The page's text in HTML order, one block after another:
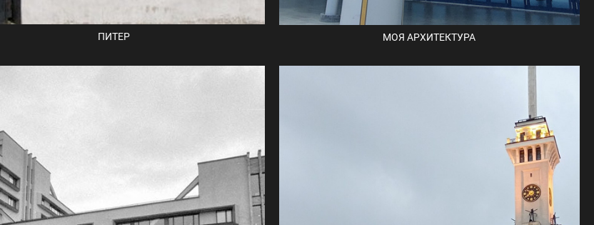
ПИТЕР МОЯ АРХИТЕКТУРА